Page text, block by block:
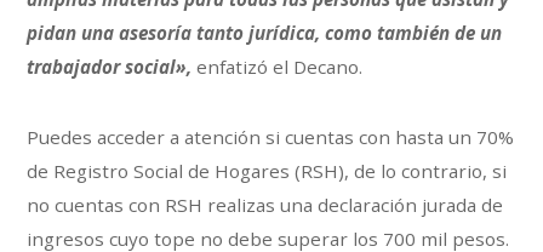
pidan una asesoría tanto jurídica, como también de un
trabajador social», enfatizó el Decano.
Puedes acceder a atención si cuentas con hasta un 70%
de Registro Social de Hogares (RSH), de lo contrario, si
no cuentas con RSH realizas una declaración jurada de
ingresos cuyo tope no debe superar los 700 mil pesos.